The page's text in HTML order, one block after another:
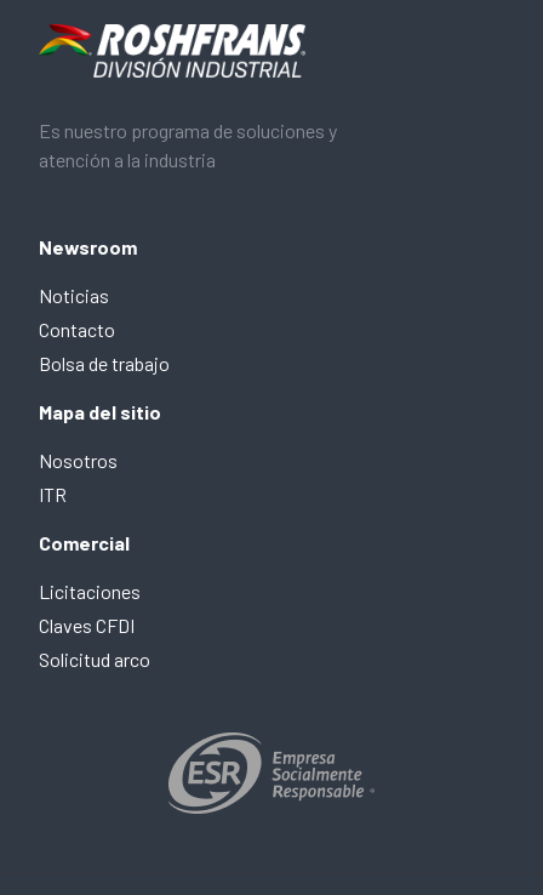
Es nuestro programa de soluciones y
atención a la industria
Newsroom
Noticias
Contacto
Bolsa de trabajo
Mapa del sitio
Nosotros
ITR
Comercial
Licitaciones
Claves CFDI
Solicitud arco